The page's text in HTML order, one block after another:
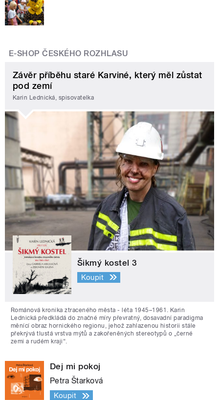
E-SHOP ČESKÉHO ROZHLASU
Závěr příběhu staré Karviné, který měl zůstat
pod zemí
Karin Lednická, spisovatelka
Šikmý kostel 3
Koupit
Románová kronika ztraceného města - léta 1945–1961. Karin
Lednická předkládá do značné míry převratný, dosavadní paradigma
měnící obraz hornického regionu, jehož zahlazenou historii stále
překrývá tlustá vrstva mýtů a zakořeněných stereotypů o „černé
zemi a rudém kraji“.
Dej mi pokoj
Petra Štarková
Koupit